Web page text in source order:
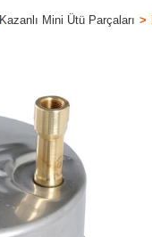
Kazanlı Mini Ütü Parçaları